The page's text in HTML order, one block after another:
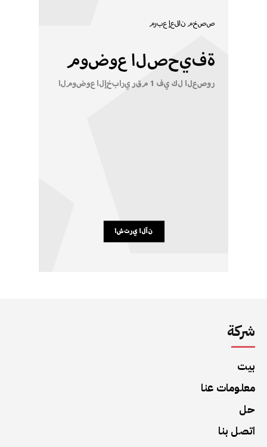
شركة
بيت
معلومات عنا
حل
اتصل بنا